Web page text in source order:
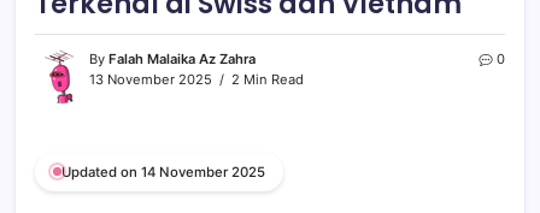
By Falah Malaika Az Zahra
13 November 2025
2 Min Read
0
Updated on 14 November 2025